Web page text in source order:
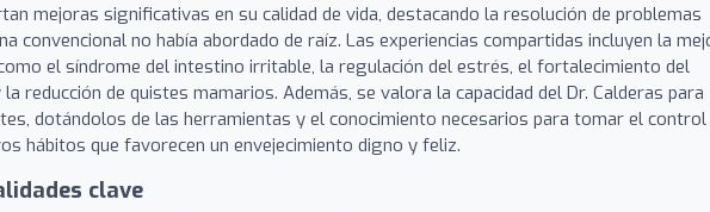
mejoras significativas en su calidad de vida, destacando la resolución de problemas
convencional no había abordado de raíz. Las experiencias compartidas incluyen la
el síndrome del intestino irritable, la regulación del estrés, el fortalecimiento del
reducción de quistes mamarios. Además, se valora la capacidad del Dr. Calderas para
dotándolos de las herramientas y el conocimiento necesarios para tomar el control
hábitos que favorecen un envejecimiento digno y feliz.
clave